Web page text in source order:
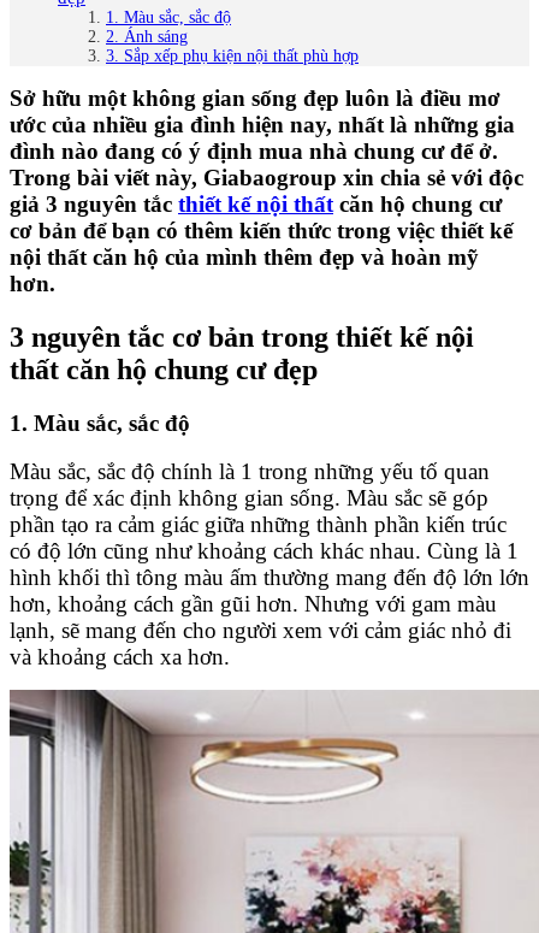
1. Màu sắc, sắc độ
2. Ánh sáng
3. Sắp xếp phụ kiện nội thất phù hợp
Sở hữu một không gian sống đẹp luôn là điều mơ
ước của nhiều gia đình hiện nay, nhất là những gia
đình nào đang có ý định mua nhà chung cư để ở.
Trong bài viết này, Giabaogroup xin chia sẻ với độc
giả 3 nguyên tắc thiết kế nội thất căn hộ chung cư
cơ bản để bạn có thêm kiến thức trong việc thiết kế
nội thất căn hộ của mình thêm đẹp và hoàn mỹ
hơn.
3 nguyên tắc cơ bản trong thiết kế nội
thất căn hộ chung cư đẹp
1. Màu sắc, sắc độ
Màu sắc, sắc độ chính là 1 trong những yếu tố quan
trọng để xác định không gian sống. Màu sắc sẽ góp
phần tạo ra cảm giác giữa những thành phần kiến trúc
có độ lớn cũng như khoảng cách khác nhau. Cùng là 1
hình khối thì tông màu ấm thường mang đến độ lớn lớn
hơn, khoảng cách gần gũi hơn. Nhưng với gam màu
lạnh, sẽ mang đến cho người xem với cảm giác nhỏ đi
và khoảng cách xa hơn.